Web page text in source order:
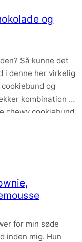
og
Så kunne det
i denne her virkelig
og
kombination af
chewy cookiebund
for min søde
inden mig. Hun